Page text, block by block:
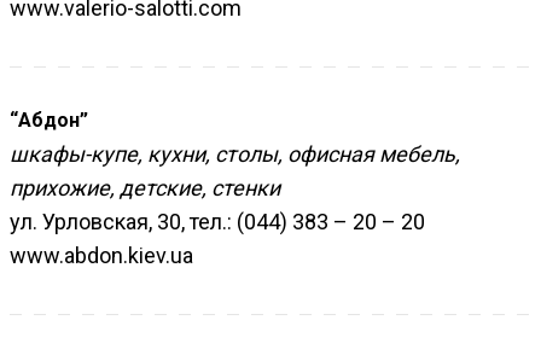
www.valerio-salotti.com
“Абдон”
шкафы-купе, кухни, столы, офисная мебель,
прихожие, детские, стенки
ул. Урловская, 30, тел.: (044) 383 – 20 – 20
www.abdon.kiev.ua